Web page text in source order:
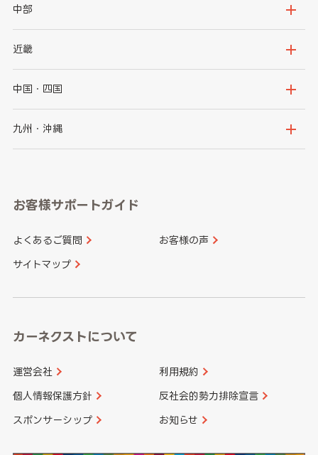
岩手県
秋田県
茨城県
群馬県
千葉県
神奈川県
中部
新潟県
石川県
山梨県
愛知県
近畿
大阪府
京都府
和歌山県
中国・四国
鳥取県
山口県
香川県 愛媛県
九州・沖縄
長崎県
大分県 宮崎県
お客様サポートガイド
よくあるご質問 お客様の声
サイトマップ
カーネクストについて
運営会社 利用規約
個人情報保護方針 反社会的勢力排除宣言
スポンサーシップ お知らせ